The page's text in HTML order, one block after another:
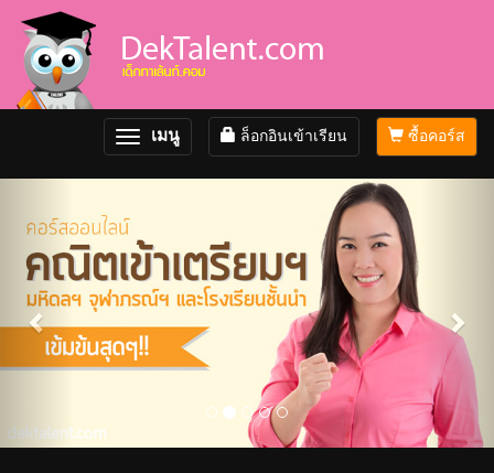
ซื้อคอร์ส
ล็อกอินเข้าเรียน
Toggle
navigation
เมนู